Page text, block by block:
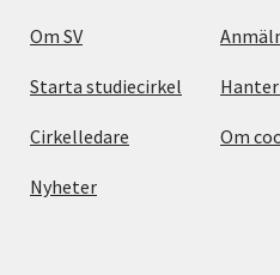
Om SV
Starta studiecirkel
Cirkelledare
Nyheter
Om